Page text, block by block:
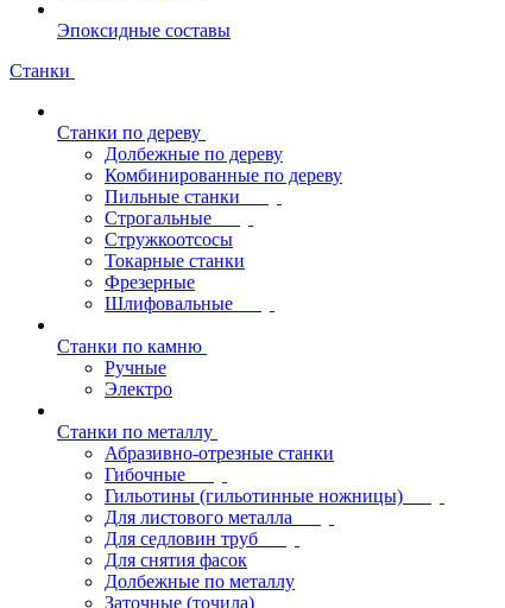
Эпоксидные составы
Станки
Станки по дереву
Долбежные по дереву
Комбинированные по дереву
Пильные станки
Строгальные
Стружкоотсосы
Токарные станки
Фрезерные
Шлифовальные
Станки по камню
Ручные
Электро
Станки по металлу
Абразивно-отрезные станки
Гибочные
Гильотины (гильотинные ножницы)
Для листового металла
Для седловин труб
Для снятия фасок
Долбежные по металлу
Заточные (точила)